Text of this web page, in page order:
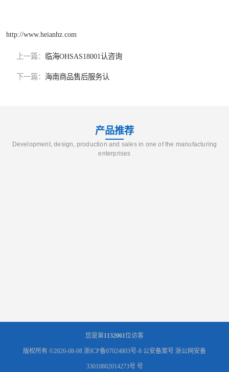
http://www.heianhz.com
上一篇： 临海OHSAS18001认咨询
下一篇： 海南商品售后服务认
产品推荐
Development, design, production and sales in one of the manufacturing
enterprises
您是第1132061位访客
版权所有 ©2026-08-08 浙ICP备07024803号-8 公安备案号 浙公网安备
33010802014273号 号